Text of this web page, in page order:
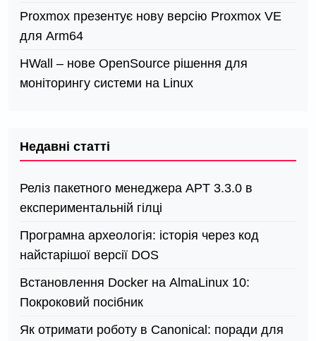
Proxmox презентує нову версію Proxmox VE
для Arm64
HWall – нове OpenSource рішення для
моніторингу системи на Linux
Недавні статті
Реліз пакетного менеджера APT 3.3.0 в
експериментальній гілці
Програмна археологія: історія через код
найстарішої версії DOS
Встановлення Docker на AlmaLinux 10:
Покроковий посібник
Як отримати роботу в Canonical: поради для